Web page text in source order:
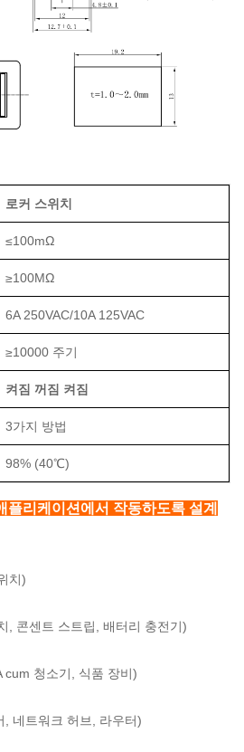
로커 스위치
≤100mΩ
≥100MΩ
6A 250VAC/10A 125VAC
≥10000 주기
켜짐 꺼짐 켜짐
3가지 방법
98% (40℃)
플리케이션에서 작동하도록 설계
치)
, 콘센트 스트립, 배터리 충전기)
cum 청소기, 식품 장비)
네트워크 허브, 라우터)